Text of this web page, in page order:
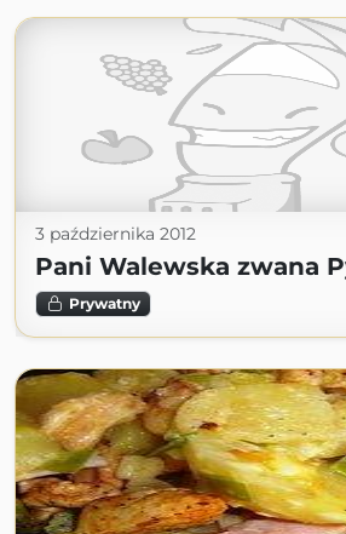
3 października 2012
Pani Walewska zwana
Prywatny